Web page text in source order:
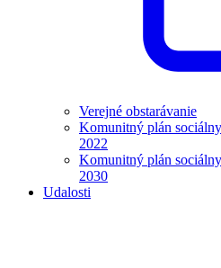
Verejné obstarávanie
Komunitný plán
2022
Komunitný plán
2030
Udalosti